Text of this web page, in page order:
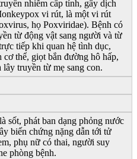
nhiễm cấp tính, gây dịch
vi rút, là một vi rút
họ Poxviridae). Bệnh có
từ động vật sang người và từ
tiếp khi quan hệ tình dục,
thể, giọt bắn đường hô hấp,
truyền từ mẹ sang con.
sốt, phát ban dạng phỏng nước
biến chứng nặng dẫn tới tử
phụ nữ có thai, người suy
phòng bệnh.